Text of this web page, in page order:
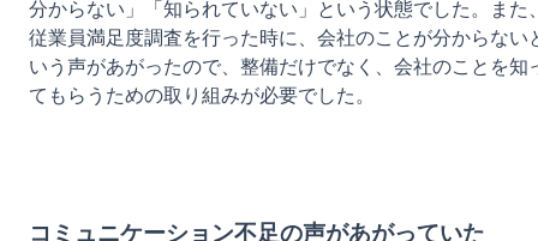
分からない」「知られていない」という状態でした。また
従業員満足度調査を行った時に、会社のことが分からない
いう声があがったので、整備だけでなく、会社のことを知
てもらうための取り組みが必要でした。
コミュニケーション不足の声があがっていた